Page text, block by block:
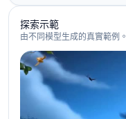
探索示範
由不同模型生成的真實範例。